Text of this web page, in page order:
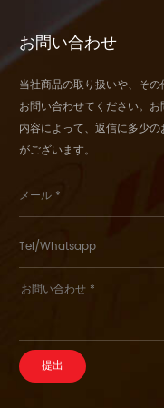
お問い合わせ
当社商品の取り扱いや、そ
お問い合わせてください。
内容によって、返信に多少
がございます。